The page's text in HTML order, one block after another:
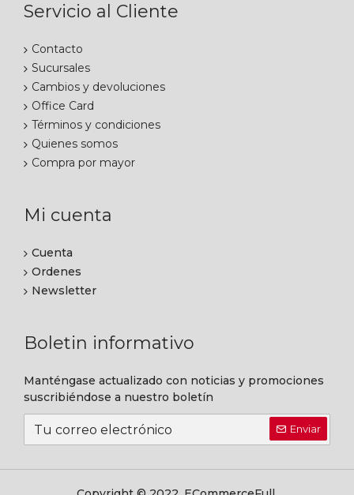
Servicio al Cliente
Contacto
Sucursales
Cambios y devoluciones
Office Card
Términos y condiciones
Quienes somos
Compra por mayor
Mi cuenta
Cuenta
Ordenes
Newsletter
Boletin informativo
Manténgase actualizado con noticias y promociones
suscribiéndose a nuestro boletín
Enviar